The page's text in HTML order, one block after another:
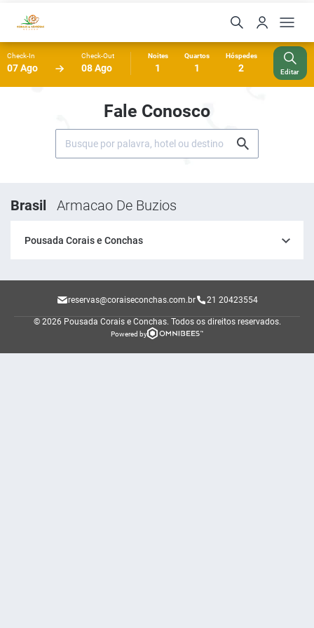
Check-In
07 Ago
Check-Out
08 Ago
Noites
1
Quartos
1
Hóspedes
2 Editar
Fale Conosco
Brasil Armacao De Buzios
Pousada Corais e Conchas
reservas@coraiseconchas.com.br 21 20423554
© 2026 Pousada Corais e Conchas. Todos os direitos reservados.
Powered by